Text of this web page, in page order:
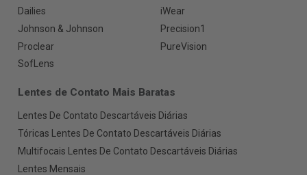
Dailies
iWear
Johnson & Johnson
Precision1
Proclear
PureVision
SofLens
Lentes de Contato Mais Baratas
Lentes De Contato Descartáveis Diárias
Tóricas Lentes De Contato Descartáveis Diárias
Multifocais Lentes De Contato Descartáveis Diárias
Lentes Mensais